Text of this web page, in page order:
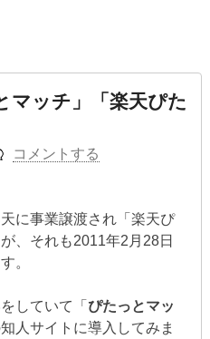
マッチ」「楽天ぴた
コメントする
に事業譲渡され「楽天ぴ
、それも2011年2月28日
。
していて「 ぴたっとマッ
人サイトに導入してみま